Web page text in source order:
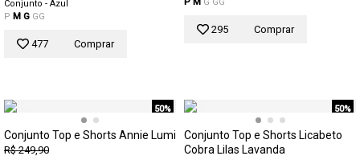
Conjunto - Azul
P M G GG
477 Comprar
295 Comprar
50%
Conjunto Top e Shorts Annie Lumi
R$ 249,90
50%
Conjunto Top e Shorts Licabeto
Cobra Lilas Lavanda